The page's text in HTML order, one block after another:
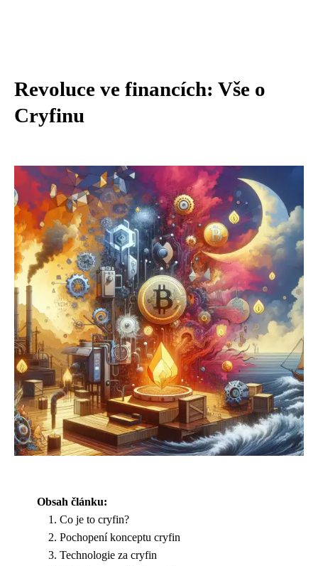
Revoluce ve financích: Vše o
Cryfinu
Obsah článku:
Co je to cryfin?
Pochopení konceptu cryfin
Technologie za cryfin